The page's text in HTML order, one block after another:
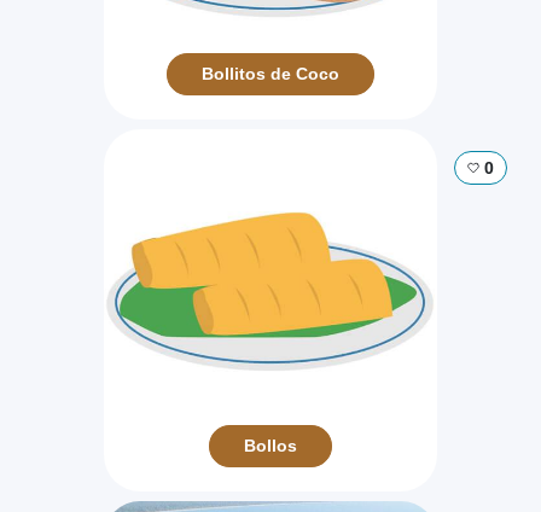
Bollitos de Coco
0
Bollos